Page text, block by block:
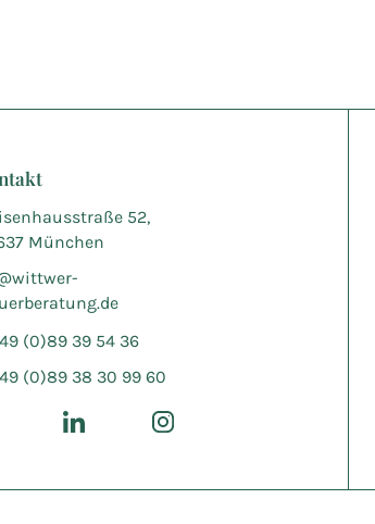
52,
München
(0)89 39 54 36
(0)89 38 30 99 60